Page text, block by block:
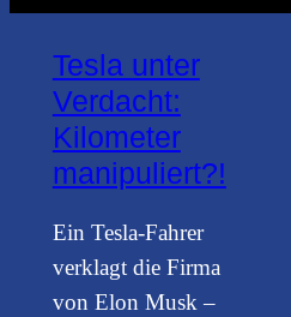
Tesla unter
Verdacht:
Kilometer
manipuliert?!
Ein Tesla-Fahrer
verklagt die Firma
von Elon Musk –